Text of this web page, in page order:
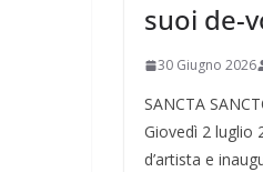
suoi de-
30 Giugno 2026
SANCTA
Giovedì 2 luglio
d’artista e